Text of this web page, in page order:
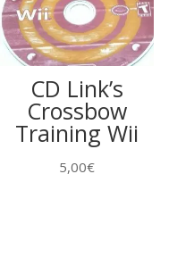
CD Link’s
Crossbow
Training Wii
5,00€